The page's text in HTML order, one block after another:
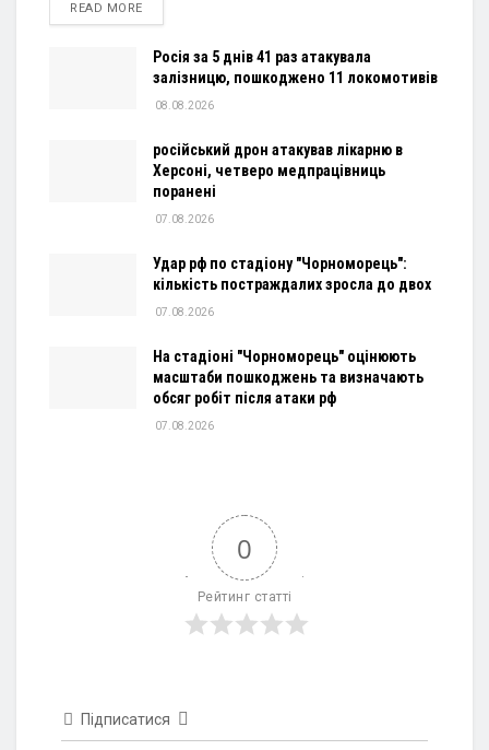
READ MOREDETAILS
Росія за 5 днів 41 раз атакувала
залізницю, пошкоджено 11 локомотивів
08.08.2026
російський дрон атакував лікарню в
Херсоні, четверо медпрацівниць
поранені
07.08.2026
Удар рф по стадіону "Чорноморець":
кількість постраждалих зросла до двох
07.08.2026
На стадіоні "Чорноморець" оцінюють
масштаби пошкоджень та визначають
обсяг робіт після атаки рф
07.08.2026
0
Рейтинг статті
Підписатися